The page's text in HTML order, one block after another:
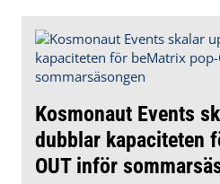
Kosmonaut Events
dubblar kapaciteten
OUT inför